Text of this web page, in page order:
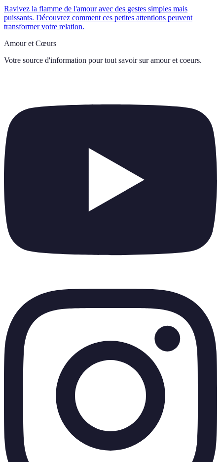
Ravivez la flamme de l'amour avec des gestes simples mais
puissants. Découvrez comment ces petites attentions peuvent
transformer votre relation.
Amour et Cœurs
Votre source d'information pour tout savoir sur amour et coeurs.